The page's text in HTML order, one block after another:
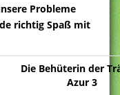
Probleme
richtig Spaß mit
Die Behüterin der
Azur 3